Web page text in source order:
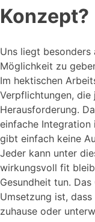
Konzept?
Uns liegt besonders
Möglichkeit zu
Im hektischen
Verpflichtungen, die
Herausforderung.
einfache Integration
gibt einfach keine
Jeder kann unter
wirkungsvoll fit
Gesundheit tun.
Umsetzung ist,
zuhause oder